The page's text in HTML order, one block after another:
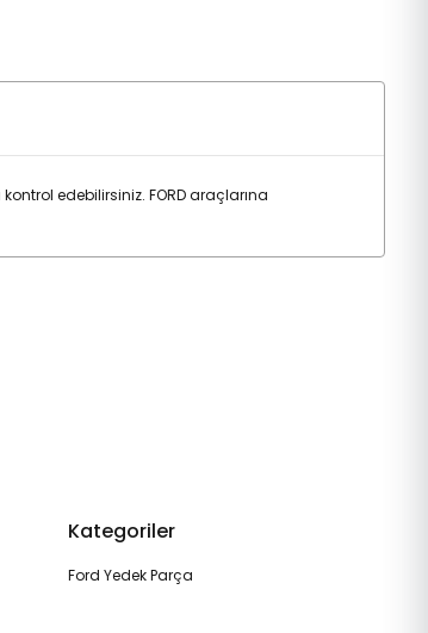
edebilirsiniz. FORD araçlarına
Kategoriler
Ford Yedek Parça